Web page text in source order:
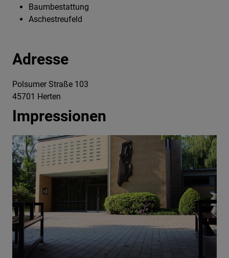
Baumbestattung
Aschestreufeld
Adresse
Polsumer Straße 103
45701 Herten
Impressionen